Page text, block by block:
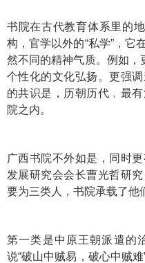
书院在古代教育体系里的
构，官学以外的“私学”，它
然不同的精神气质。例如，
个性化的文化弘扬。更强
的共识是，历朝历代﹐最
院之内。
广西书院不外如是，同时
发展研究会会长曹光哲研
要为三类人，书院承载了他
第一类是中原王朝派遣的
说“破山中贼易，破心中贼